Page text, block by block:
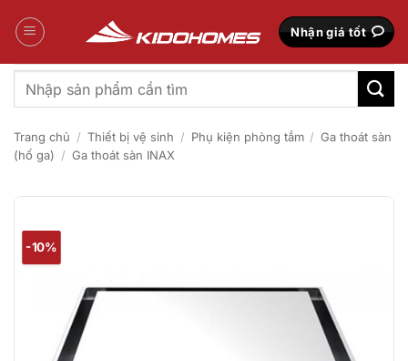
qua
Nhận giá tốt
Tìm
kiếm:
Trang chủ / Thiết bị vệ sinh / Phụ kiện phòng tắm / Ga thoát sàn
(hố ga) / Ga thoát sàn INAX
-10%